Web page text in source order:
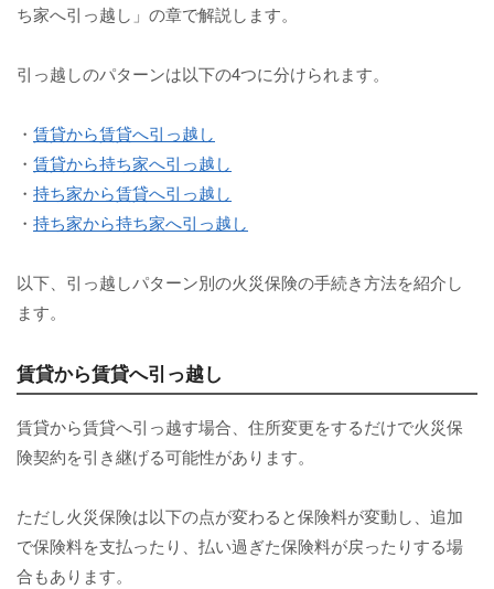
ち家へ引っ越し」の章で解説します。
引っ越しのパターンは以下の4つに分けられます。
・ 賃貸から賃貸へ引っ越し
・ 賃貸から持ち家へ引っ越し
・ 持ち家から賃貸へ引っ越し
・ 持ち家から持ち家へ引っ越し
以下、引っ越しパターン別の火災保険の手続き方法を紹介し
ます。
賃貸から賃貸へ引っ越し
賃貸から賃貸へ引っ越す場合、住所変更をするだけで火災保
険契約を引き継げる可能性があります。
ただし火災保険は以下の点が変わると保険料が変動し、追加
で保険料を支払ったり、払い過ぎた保険料が戻ったりする場
合もあります。